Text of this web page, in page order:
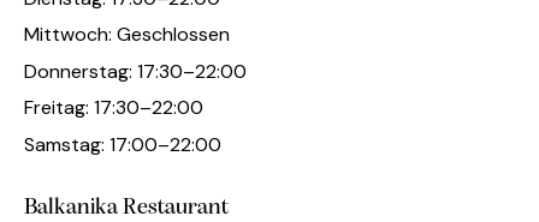
Mittwoch: Geschlossen
Donnerstag: 17:30–22:00
Freitag: 17:30–22:00
Samstag: 17:00–22:00
Balkanika Restaurant